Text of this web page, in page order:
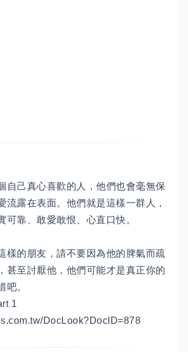
自己真心喜歡的人，他們也會毫無保
流露在表面。他們就是這樣一群人，
可靠、敢愛敢恨、心直口快。
樣的朋友，請不要因為他的脾氣而疏
甚至討厭他，他們可能才是真正你的
吧。
1
DocLook?DocID=878